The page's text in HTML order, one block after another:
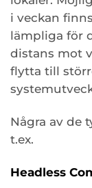
i veckan
lämpliga för
distans mot
flytta till
Några av de
t.ex.
Headless